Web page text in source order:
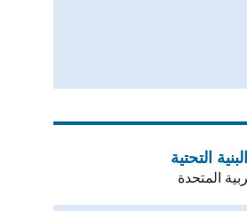
التحتية
المتحدة